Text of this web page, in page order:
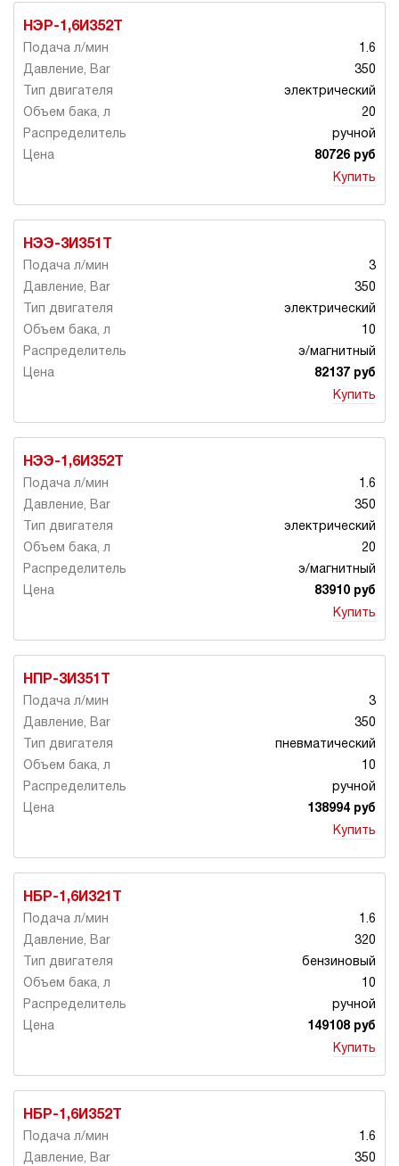
НЭР-1,6И352Т
1.6
350
электрический
20
ручной
80726 руб
Купить
НЭЭ-3И351Т
3
350
электрический
10
э/магнитный
82137 руб
Купить
НЭЭ-1,6И352Т
1.6
350
электрический
20
э/магнитный
83910 руб
Купить
НПР-3И351Т
3
350
пневматический
10
ручной
138994 руб
Купить
НБР-1,6И321Т
1.6
320
бензиновый
10
ручной
149108 руб
Купить
НБР-1,6И352Т
1.6
350